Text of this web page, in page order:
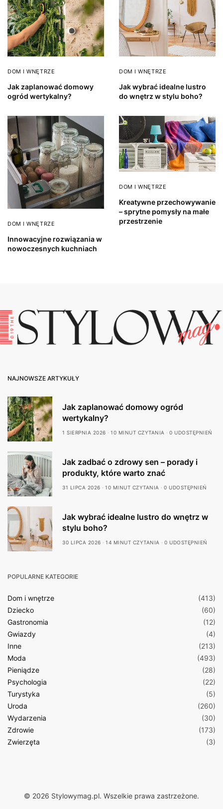
DOM I WNĘTRZE
Jak zaplanować domowy
ogród wertykalny?
DOM I WNĘTRZE
Jak wybrać idealne lustro
do wnętrz w stylu boho?
DOM I WNĘTRZE
Innowacyjne rozwiązania w
nowoczesnych kuchniach
DOM I WNĘTRZE
Kreatywne przechowywanie
– sprytne pomysły na małe
przestrzenie
NAJNOWSZE ARTYKUŁY
Jak zaplanować domowy ogród
wertykalny?
1 SIERPNIA 2026 10 MINUT CZYTANIA 0 UDOSTĘPNIEŃ
Jak zadbać o zdrowy sen – porady i
produkty, które warto znać
31 LIPCA 2026 10 MINUT CZYTANIA 0 UDOSTĘPNIEŃ
Jak wybrać idealne lustro do wnętrz w
stylu boho?
30 LIPCA 2026 14 MINUT CZYTANIA 0 UDOSTĘPNIEŃ
POPULARNE KATEGORIE
Dom i wnętrze
(413)
Dziecko
(60)
Gastronomia
(12)
Gwiazdy
(4)
Inne
(213)
Moda
(493)
Pieniądze
(28)
Psychologia
(22)
Turystyka
(5)
Uroda
(260)
Wydarzenia
(30)
Zdrowie
(173)
Zwierzęta
(3)
© 2026 Stylowymag.pl. Wszelkie prawa zastrzeżone.